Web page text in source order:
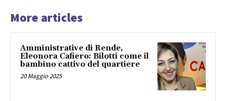
More articles
Amministrative di Rende,
Eleonora Cafiero: Bilotti come il
bambino cattivo del quartiere
20 Maggio 2025